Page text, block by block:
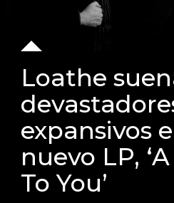
Loathe
expansivos
nuevo LP,
To You’